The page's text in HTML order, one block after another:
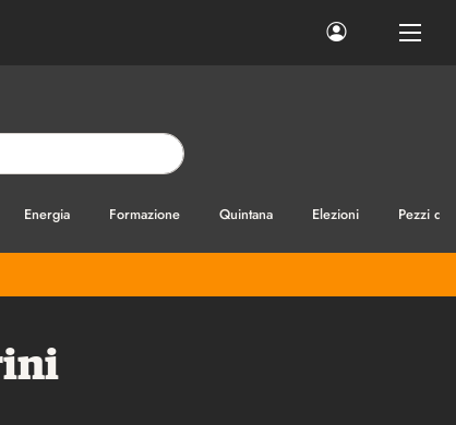
Energia Formazione Quintana Elezioni Pezzi di